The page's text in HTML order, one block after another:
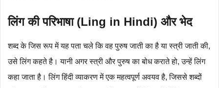
लिंग की परिभाषा (Ling in Hindi) और भेद
शब्द के जिस रूप में यह पता चले कि वह पुरुष जाती का है या स्त्री जाती की,
उसे लिंग कहते है। यानी अगर स्त्री और पुरुष का बोध कराते हो, उन्हें लिंग
कहा जाता है। लिंग हिंदी व्याकरण में एक महत्वपूर्ण अवयव है, जिससे शब्दों